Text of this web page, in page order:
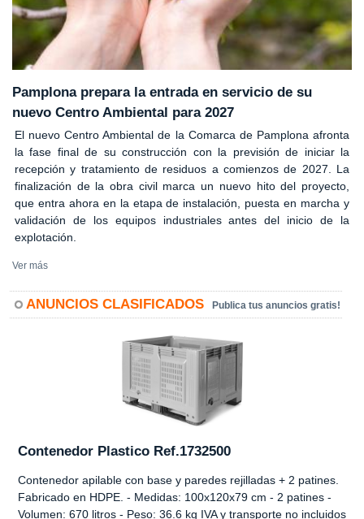
Pamplona prepara la entrada en servicio de su
nuevo Centro Ambiental para 2027
El nuevo Centro Ambiental de la Comarca de Pamplona afronta
la fase final de su construcción con la previsión de iniciar la
recepción y tratamiento de residuos a comienzos de 2027. La
finalización de la obra civil marca un nuevo hito del proyecto,
que entra ahora en la etapa de instalación, puesta en marcha y
validación de los equipos industriales antes del inicio de la
explotación.
Ver más
ANUNCIOS CLASIFICADOS Publica tus anuncios gratis!
Contenedor Plastico Ref.1732500
Contenedor apilable con base y paredes rejilladas + 2 patines.
Fabricado en HDPE. - Medidas: 100x120x79 cm - 2 patines -
Volumen: 670 litros - Peso: 36.6 kg IVA y transporte no incluidos